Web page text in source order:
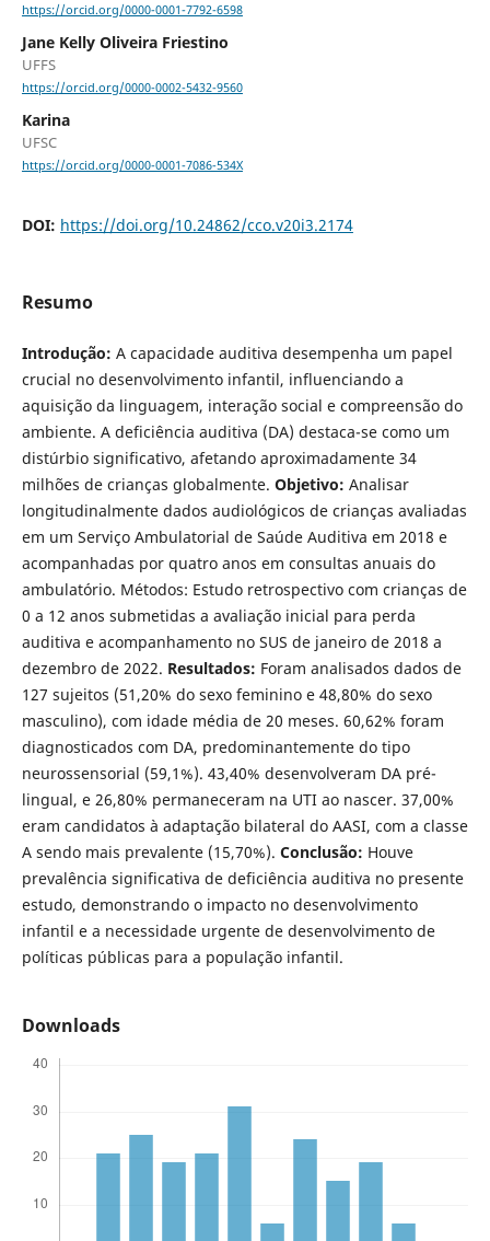
https://orcid.org/0000-0001-7792-6598
Jane Kelly Oliveira Friestino
UFFS
https://orcid.org/0000-0002-5432-9560
Karina
UFSC
https://orcid.org/0000-0001-7086-534X
DOI: https://doi.org/10.24862/cco.v20i3.2174
Resumo
Introdução: A capacidade auditiva desempenha um papel
crucial no desenvolvimento infantil, influenciando a
aquisição da linguagem, interação social e compreensão do
ambiente. A deficiência auditiva (DA) destaca-se como um
distúrbio significativo, afetando aproximadamente 34
milhões de crianças globalmente. Objetivo: Analisar
longitudinalmente dados audiológicos de crianças avaliadas
em um Serviço Ambulatorial de Saúde Auditiva em 2018 e
acompanhadas por quatro anos em consultas anuais do
ambulatório. Métodos: Estudo retrospectivo com crianças de
0 a 12 anos submetidas a avaliação inicial para perda
auditiva e acompanhamento no SUS de janeiro de 2018 a
dezembro de 2022. Resultados: Foram analisados dados de
127 sujeitos (51,20% do sexo feminino e 48,80% do sexo
masculino), com idade média de 20 meses. 60,62% foram
diagnosticados com DA, predominantemente do tipo
neurossensorial (59,1%). 43,40% desenvolveram DA pré-
lingual, e 26,80% permaneceram na UTI ao nascer. 37,00%
eram candidatos à adaptação bilateral do AASI, com a classe
A sendo mais prevalente (15,70%). Conclusão: Houve
prevalência significativa de deficiência auditiva no presente
estudo, demonstrando o impacto no desenvolvimento
infantil e a necessidade urgente de desenvolvimento de
políticas públicas para a população infantil.
Downloads